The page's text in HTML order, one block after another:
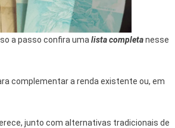
a passo confira uma lista completanesse
complementar a renda existente ou, em
junto com alternativas tradicionais de